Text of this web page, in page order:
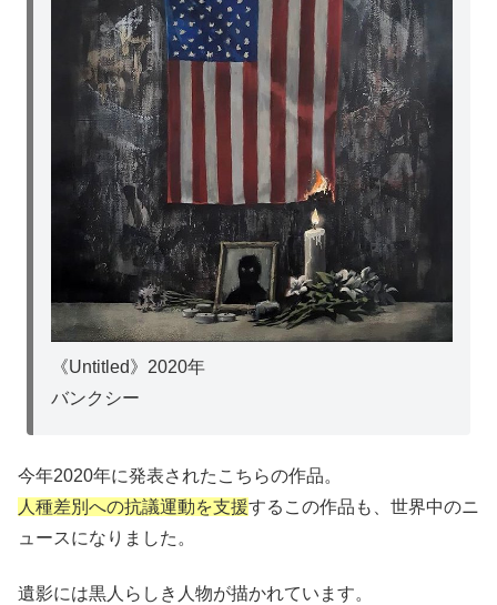
《Untitled》2020年
バンクシー
今年2020年に発表されたこちらの作品。
人種差別への抗議運動を支援するこの作品も、世界中のニ
ュースになりました。
遺影には黒人らしき人物が描かれています。